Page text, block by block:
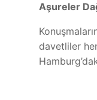
Aşureler
davetliler